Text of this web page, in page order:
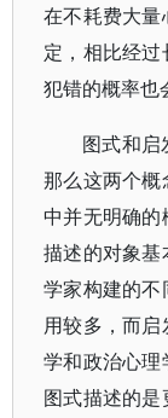
在不耗费大量
定，相比经过
犯错的概率也
图式和启
那么这两个概
中并无明确的
描述的对象基
学家构建的不
用较多，而
学和政治心理
图式描述的